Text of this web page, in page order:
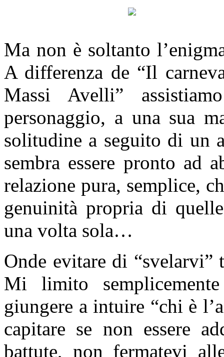
Ma non è soltanto
A differenza de “Il
Massi Avelli”
personaggio, a una sua
solitudine a seguito di un
sembra essere pronto ad
relazione pura, semplice,
genuinità propria di
una volta sola…
Onde evitare di
Mi limito
giungere a intuire “chi è
capitare se non essere
battute, non fermatevi